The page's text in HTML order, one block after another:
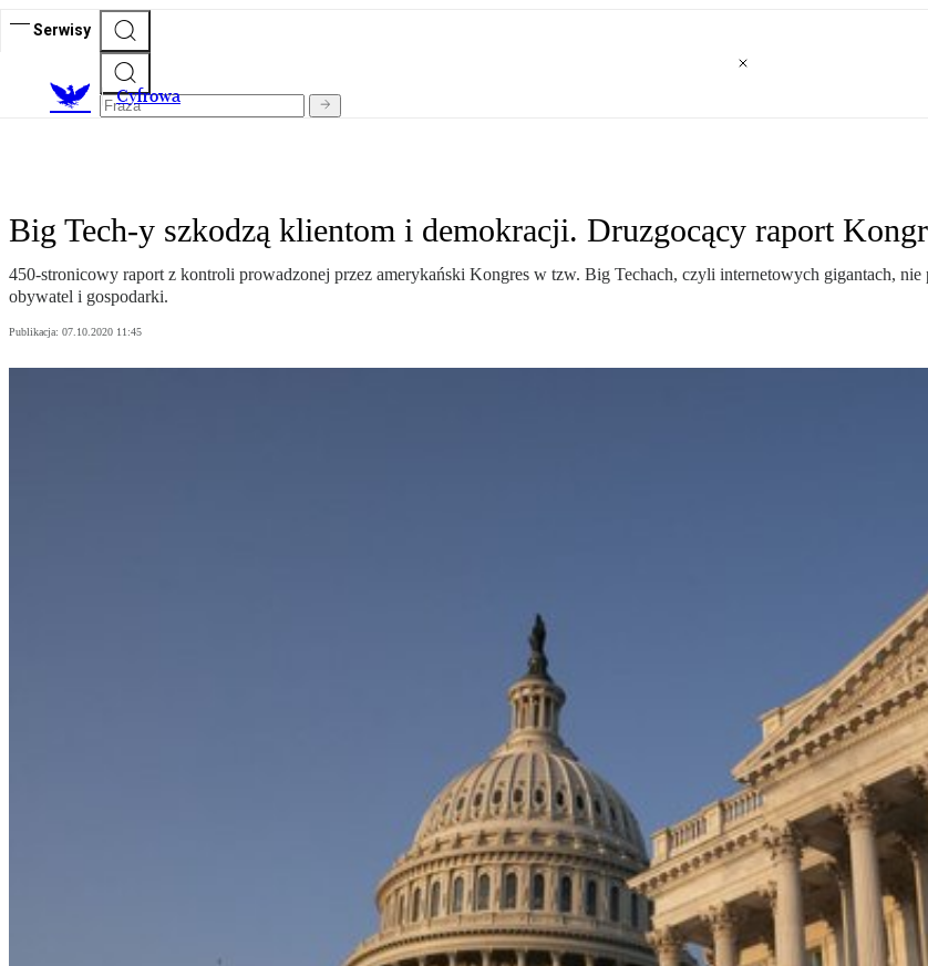
Serwisy
Cyfrowa
Big Tech-y szkodzą klientom i demokracji. Druzgocący raport
450-stronicowy raport z kontroli prowadzonej przez amerykański Kongres w tzw. Big Techach, czyli internetowych gigantach,
obywatel i gospodarki.
Publikacja: 07.10.2020 11:45